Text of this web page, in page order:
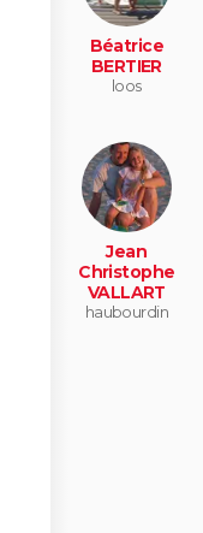
Béatrice
BERTIER
loos
Jean
Christophe
VALLART
haubourdin